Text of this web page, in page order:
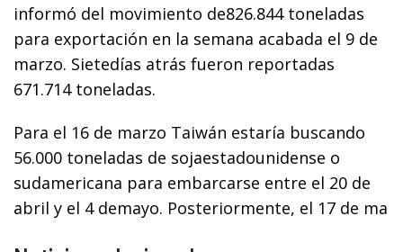
informó del movimiento de826.844 toneladas
para exportación en la semana acabada el 9 de
marzo. Sietedías atrás fueron reportadas
671.714 toneladas.
Para el 16 de marzo Taiwán estaría buscando
56.000 toneladas de sojaestadounidense o
sudamericana para embarcarse entre el 20 de
abril y el 4 demayo. Posteriormente, el 17 de ma